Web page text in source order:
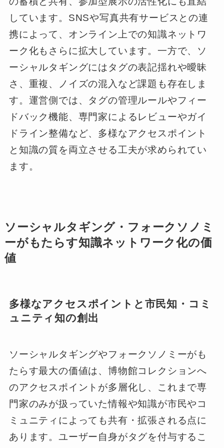
しています。SNSや写真共有サービスとの連
携によって、オンライン上での知識ネットワ
ーク化もさらに拡大しています。一方で、ソ
ーシャルタギングにはタグの表記揺れや曖昧
さ、重複、ノイズの混入など課題も存在しま
す。運営側では、タグの管理ルールやフィー
ドバック機能、専門家によるレビューやガイ
ドライン整備など、多様なアクセスポイント
と知識の質を両立させる工夫が求められてい
ます。
ソーシャルタギング・フォークソノミ
ーがもたらす知識ネットワーク化の価
値
多様なアクセスポイントと市民知・コミ
ュニティ知の創出
ソーシャルタギングやフォークソノミーがも
たらす最大の価値は、博物館コレクションへ
のアクセスポイントが多層化し、これまで専
門家のみが扱っていた情報や知識が市民やコ
ミュニティによっても共有・拡張される点に
あります。ユーザー自身がタグを付与するこ